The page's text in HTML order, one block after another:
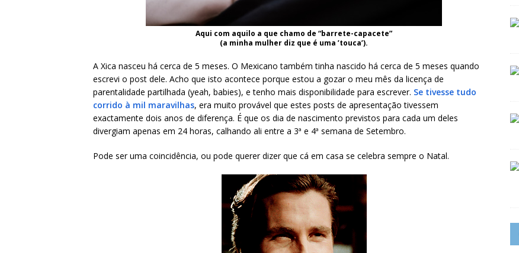
Aqui com aquilo a que chamo de “barrete-capacete”
(a minha mulher diz que é uma ’touca’).
A Xica nasceu há cerca de 5 meses. O Mexicano também tinha nascido há cerca de 5 meses quando
escrevi o post dele. Acho que isto acontece porque estou a gozar o meu mês da licença de
parentalidade partilhada (yeah, babies), e tenho mais disponibilidade para escrever. Se tivesse tudo
corrido à mil maravilhas, era muito provável que estes posts de apresentação tivessem
exactamente dois anos de diferença. É que os dia de nascimento previstos para cada um deles
divergiam apenas em 24 horas, calhando ali entre a 3ª e 4ª semana de Setembro.
Pode ser uma coincidência, ou pode querer dizer que cá em casa se celebra sempre o Natal.